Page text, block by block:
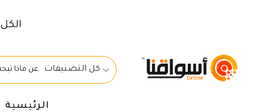
الكل
كل التصنيفات
الرئيسية